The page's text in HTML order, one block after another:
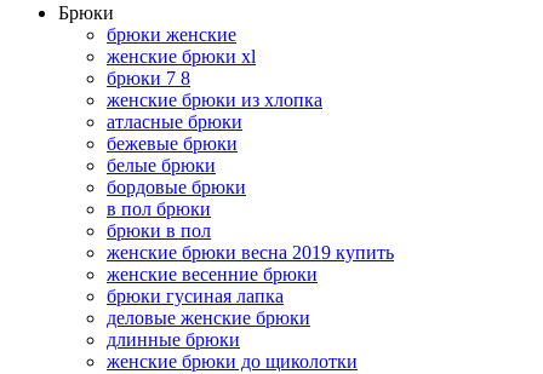
Брюки
брюки женские
женские брюки xl
брюки 7 8
женские брюки из хлопка
атласные брюки
бежевые брюки
белые брюки
бордовые брюки
в пол брюки
брюки в пол
женские брюки весна 2019 купить
женские весенние брюки
брюки гусиная лапка
деловые женские брюки
длинные брюки
женские брюки до щиколотки